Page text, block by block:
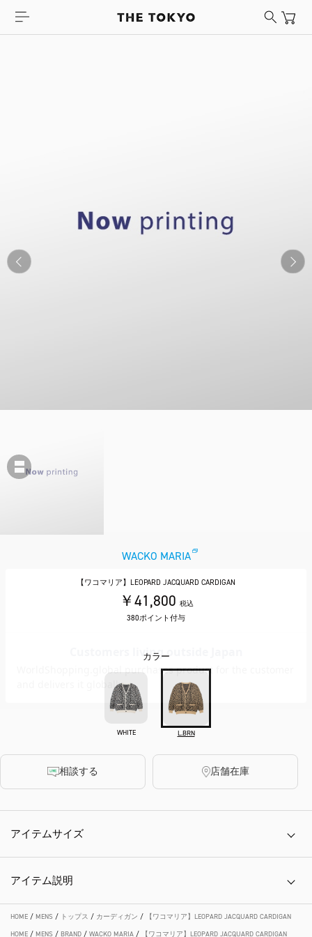
WACKO MARIA
【ワコマリア】LEOPARD JACQUARD CARDIGAN
￥41,800 税込
380ポイント付与
カラー
WHITE L.BRN
相談する 店舗在庫
アイテムサイズ
アイテム説明
HOME / MENS / トップス / カーディガン /
【ワコマリア】LEOPARD JACQUARD CARDIGAN
HOME / MENS / BRAND / WACKO MARIA / 【ワコマリア】LEOPARD JACQUARD CARDIGAN